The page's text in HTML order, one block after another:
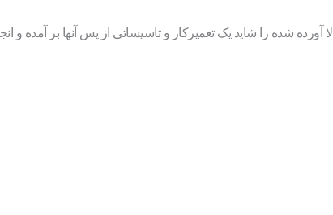
آورده شده را شاید یک تعمیرکار و تاسیساتی از پس آنها بر آمده و